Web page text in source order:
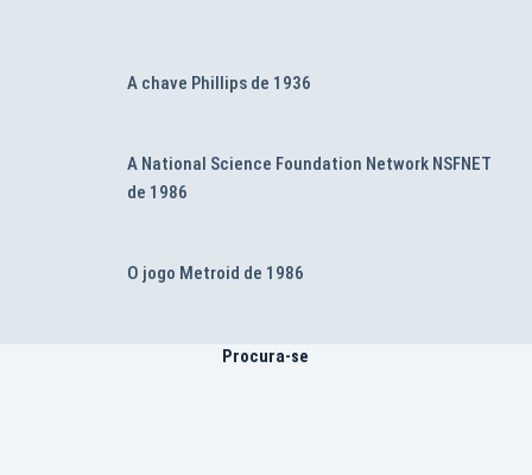
A chave Phillips de 1936
A National Science Foundation Network NSFNET
de 1986
O jogo Metroid de 1986
Procura-se